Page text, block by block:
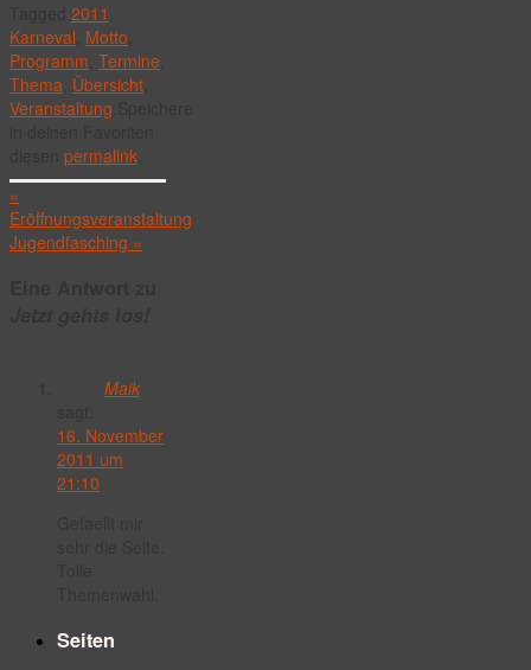
2011
Karneval Motto
Programm Termine
Thema Übersicht
Veranstaltung
permalink
«
Eröffnungsveranstaltung
Jugendfasching »
Maik
16. November
2011 um
21:10
Seiten